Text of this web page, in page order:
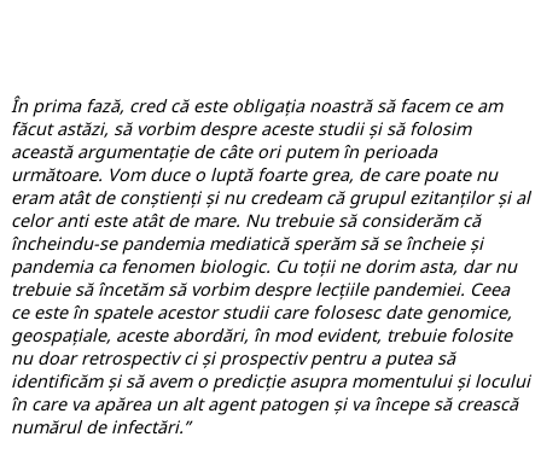
În prima fază, cred că este obligația noastră să facem ce am
făcut astăzi, să vorbim despre aceste studii și să folosim
această argumentație de câte ori putem în perioada
următoare. Vom duce o luptă foarte grea, de care poate nu
eram atât de conștienți și nu credeam că grupul ezitanților și al
celor anti este atât de mare. Nu trebuie să considerăm că
încheindu-se pandemia mediatică sperăm să se încheie și
pandemia ca fenomen biologic. Cu toții ne dorim asta, dar nu
trebuie să încetăm să vorbim despre lecțiile pandemiei. Ceea
ce este în spatele acestor studii care folosesc date genomice,
geospațiale, aceste abordări, în mod evident, trebuie folosite
nu doar retrospectiv ci și prospectiv pentru a putea să
identificăm și să avem o predicție asupra momentului și locului
în care va apărea un alt agent patogen și va începe să crească
numărul de infectări.”